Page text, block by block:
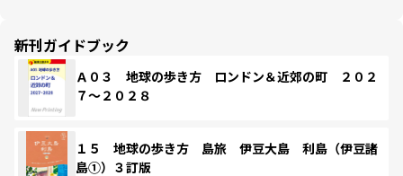
新刊ガイドブック
Ａ０３ 地球の歩き方 ロンドン＆近郊の町 ２０２
７～２０２８
１５ 地球の歩き方 島旅 伊豆大島 利島（伊豆諸
島①）３訂版